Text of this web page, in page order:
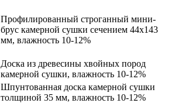
Профилированный строганный мини-
брус камерной сушки сечением 44х143
мм, влажность 10-12%
Доска из древесины хвойных пород
камерной сушки, влажность 10-12%
Шпунтованная доска камерной сушки
толщиной 35 мм, влажность 10-12%